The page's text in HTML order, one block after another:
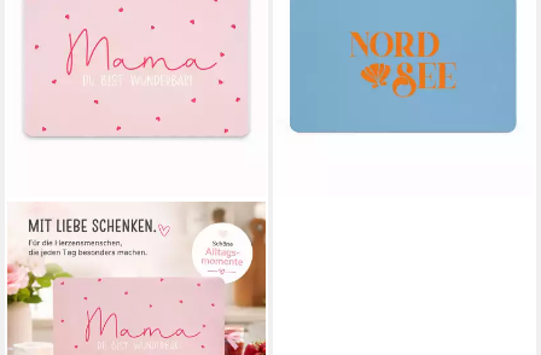
Kunststoff
lieferbar - in 2-3 Werktagen bei dir